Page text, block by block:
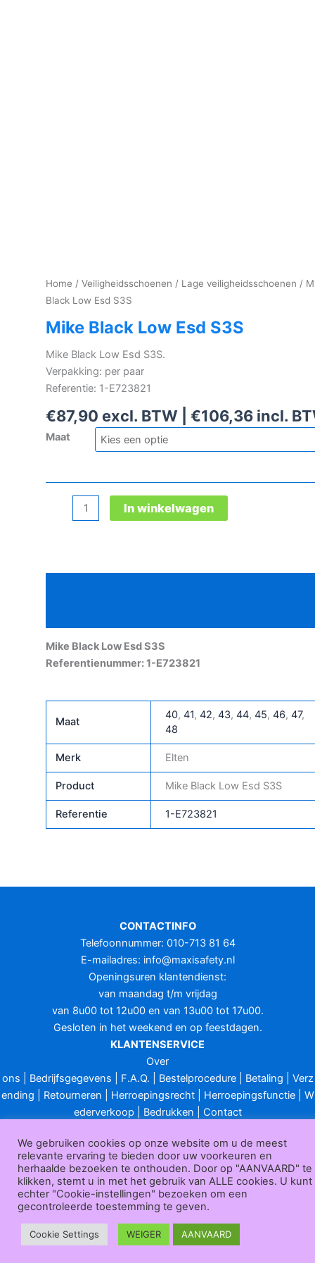
Home / Veiligheidsschoenen / Lage veiligheidsschoenen /
Black Low Esd S3S
Mike Black Low Esd S3S
Mike Black Low Esd S3S.
Verpakking: per paar
Referentie: 1-E723821
€87,90 excl. BTW | €106,36 incl.
Maat
S3S
In winkelwagen
Mike Black Low Esd S3S
Referentienummer: 1-E723821
Maat
40, 41, 42, 43, 44, 45, 46, 47,
48
Merk Elten
Product Mike Black Low Esd S3S
Referentie 1-E723821
CONTACTINFO
Telefoonnummer: 010-713 81 64
E-mailadres: info@maxisafety.nl
Openingsuren klantendienst:
van maandag t/m vrijdag
van 8u00 tot 12u00 en van 13u00 tot 17u00.
Gesloten in het weekend en op feestdagen.
KLANTENSERVICE
Over
ons
Bedrijfsgegevens F.A.Q. Bestelprocedure| Betaling
Verz
ending
Retourneren Herroepingsrecht| Herroepingsfunctie| W
ederverkoop
Bedrukken
Contact
Maxisafety.nl © 2026
We gebruiken cookies op onze website om u de meest
relevante ervaring te bieden door uw voorkeuren en
herhaalde bezoeken te onthouden. Door op "AANVAARD" te
klikken, stemt u in met het gebruik van ALLE cookies. U kunt
echter "Cookie-instellingen" bezoeken om een
gecontroleerde toestemming te geven.
Cookie Settings WEIGER AANVAARD